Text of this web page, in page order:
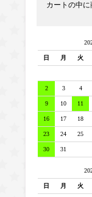
カートの中
日 月 火
2 3 4
9 10 11
16 17 18
23 24 25
30 31
日 月 火